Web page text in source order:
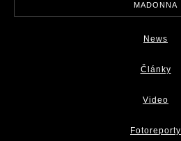
MADONNA
News
Články
Video
Fotoreporty